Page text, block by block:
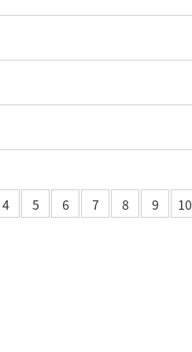
4 5 6 7 8 9 10